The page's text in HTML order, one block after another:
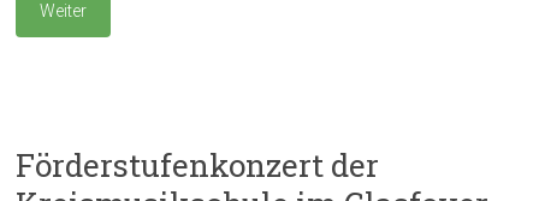
Weiter
Förderstufenkonzert der